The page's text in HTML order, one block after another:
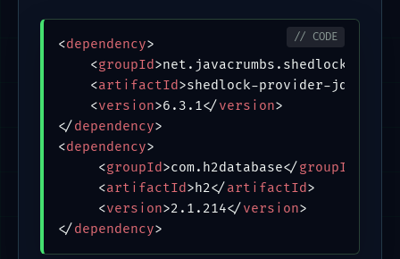
<dependency>
<groupId>net.javacrumbs.shedlock
<artifactId>shedlock-provider-jdbc-
<version>6.3.1</version>
</dependency>
<dependency>
<groupId>com.h2database</groupId
<artifactId>h2</artifactId>
<version>2.1.214</version>
</dependency>